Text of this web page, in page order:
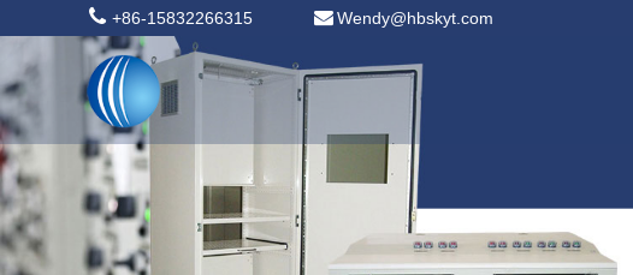
+86-15832266315 Wendy@hbskyt.com